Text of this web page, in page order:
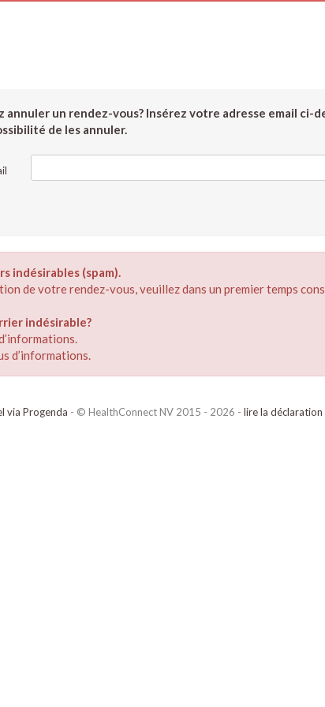
un rendez-vous? Insérez votre adresse email ci-
de les annuler.
indésirables (spam).
de votre rendez-vous, veuillez dans un premier temps
indésirable?
d’informations.
via Progenda - © HealthConnect NV 2015 - 2026 - lire la